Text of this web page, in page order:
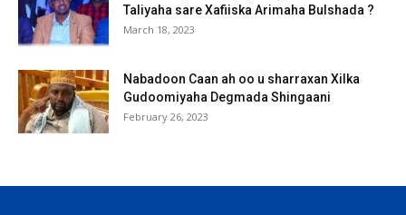
Taliyaha sare Xafiiska Arimaha Bulshada ?
March 18, 2023
Nabadoon Caan ah oo u sharraxan Xilka
Gudoomiyaha Degmada Shingaani
February 26, 2023